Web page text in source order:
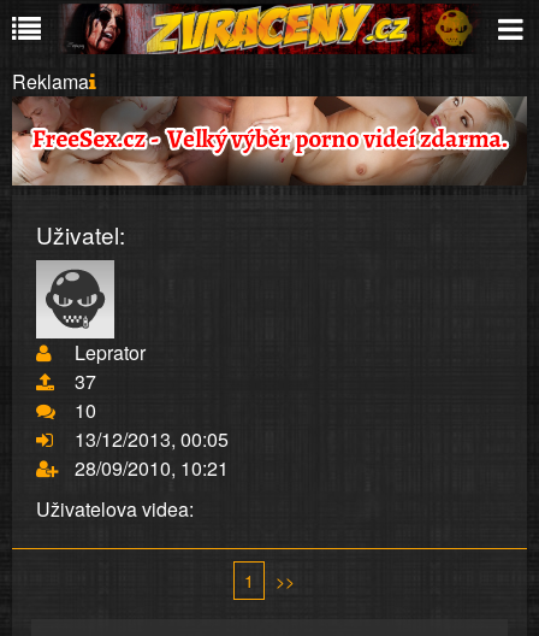
Reklama
Uživatel:
Leprator
37
10
13/12/2013, 00:05
28/09/2010, 10:21
Uživatelova videa:
1 >>